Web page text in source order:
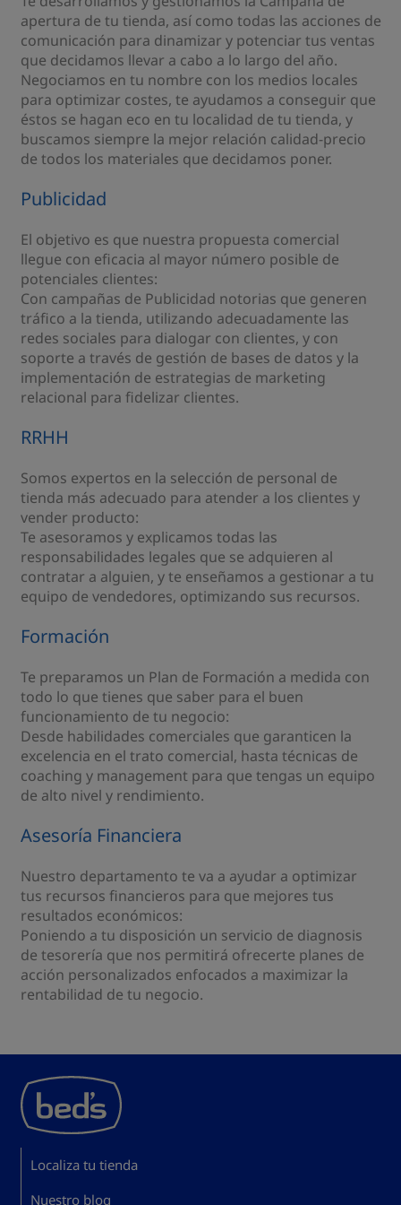
apertura de tu tienda, así como todas las acciones de
comunicación para dinamizar y potenciar tus ventas
que decidamos llevar a cabo a lo largo del año.
Negociamos en tu nombre con los medios locales
para optimizar costes, te ayudamos a conseguir que
éstos se hagan eco en tu localidad de tu tienda, y
buscamos siempre la mejor relación calidad-precio
de todos los materiales que decidamos poner.
Publicidad
El objetivo es que nuestra propuesta comercial
llegue con eficacia al mayor número posible de
potenciales clientes:
Con campañas de Publicidad notorias que generen
tráfico a la tienda, utilizando adecuadamente las
redes sociales para dialogar con clientes, y con
soporte a través de gestión de bases de datos y la
implementación de estrategias de marketing
relacional para fidelizar clientes.
RRHH
Somos expertos en la selección de personal de
tienda más adecuado para atender a los clientes y
vender producto:
Te asesoramos y explicamos todas las
responsabilidades legales que se adquieren al
contratar a alguien, y te enseñamos a gestionar a tu
equipo de vendedores, optimizando sus recursos.
Formación
Te preparamos un Plan de Formación a medida con
todo lo que tienes que saber para el buen
funcionamiento de tu negocio:
Desde habilidades comerciales que garanticen la
excelencia en el trato comercial, hasta técnicas de
coaching y management para que tengas un equipo
de alto nivel y rendimiento.
Asesoría Financiera
Nuestro departamento te va a ayudar a optimizar
tus recursos financieros para que mejores tus
resultados económicos:
Poniendo a tu disposición un servicio de diagnosis
de tesorería que nos permitirá ofrecerte planes de
acción personalizados enfocados a maximizar la
rentabilidad de tu negocio.
Localiza tu tienda
Nuestro blog